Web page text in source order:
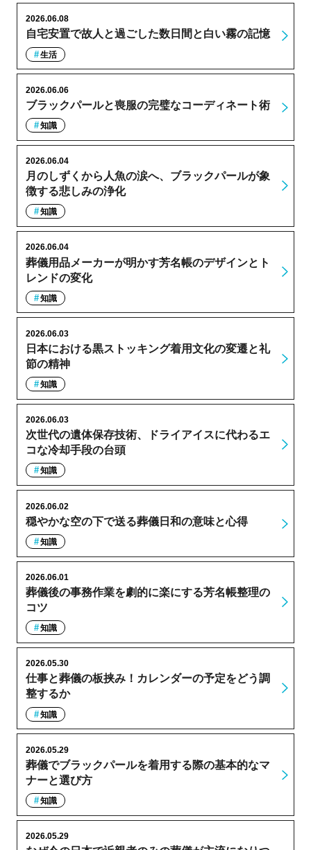
自宅安置で故人と過ごした数日間と白い霧の記憶
2026.06.08
生活
ブラックパールと喪服の完璧なコーディネート術
2026.06.06
知識
月のしずくから人魚の涙へ、ブラックパールが象
徴する悲しみの浄化
2026.06.04
知識
葬儀用品メーカーが明かす芳名帳のデザインとト
レンドの変化
2026.06.04
知識
日本における黒ストッキング着用文化の変遷と礼
節の精神
2026.06.03
知識
次世代の遺体保存技術、ドライアイスに代わるエ
コな冷却手段の台頭
2026.06.03
知識
穏やかな空の下で送る葬儀日和の意味と心得
2026.06.02
知識
葬儀後の事務作業を劇的に楽にする芳名帳整理の
コツ
2026.06.01
知識
仕事と葬儀の板挟み！カレンダーの予定をどう調
整するか
2026.05.30
知識
葬儀でブラックパールを着用する際の基本的なマ
ナーと選び方
2026.05.29
知識
2026.05.29